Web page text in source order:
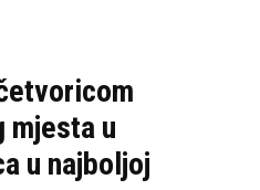
mjesta u
u najboljoj